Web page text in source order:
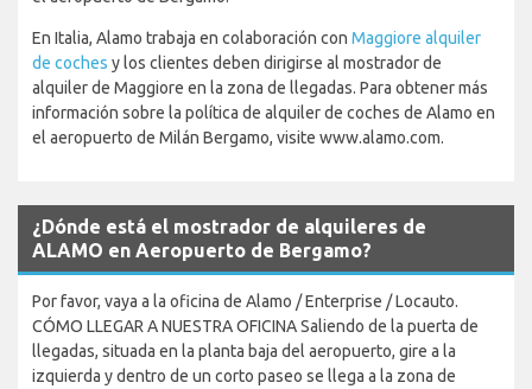
En Italia, Alamo trabaja en colaboración con Maggiore alquiler
de coches y los clientes deben dirigirse al mostrador de
alquiler de Maggiore en la zona de llegadas. Para obtener más
información sobre la política de alquiler de coches de Alamo en
el aeropuerto de Milán Bergamo, visite www.alamo.com.
¿Dónde está el mostrador de alquileres de
ALAMO en Aeropuerto de Bergamo?
Por favor, vaya a la oficina de Alamo / Enterprise / Locauto.
CÓMO LLEGAR A NUESTRA OFICINA Saliendo de la puerta de
llegadas, situada en la planta baja del aeropuerto, gire a la
izquierda y dentro de un corto paseo se llega a la zona de